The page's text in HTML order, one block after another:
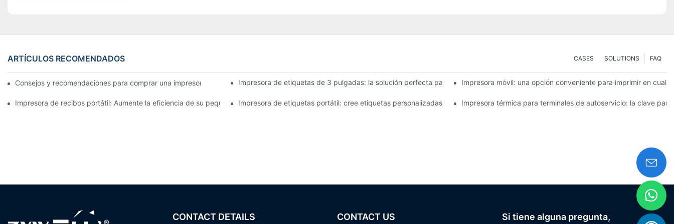
ARTÍCULOS RECOMENDADOS FAQ
SOLUTIONS
CASES
Consejos y recomendaciones para comprar una impresora de etiquetas de 4 pulgadas que debes conocer en 2025Impresora de etiquetas de 3 pulgadas: la solución perfecta para pequeñas necesidades de etiquetas
Impresora móvil: una opción conveniente para imprimir en
Impresora de recibos portátil: Aumente la eficiencia de su pequeña empresaImpresora de etiquetas portátil: cree etiquetas personalizadas fácilmenteImpresora térmica para terminales de autoservicio: la clave
CONTACT DETAILS CONTACT US Si tiene alguna pregunta,